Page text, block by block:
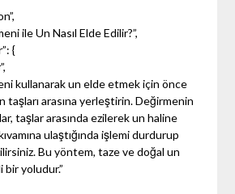
ile Un Nasıl Elde Edilir?”,
{
kullanarak un elde etmek için önce
taşları arasına yerleştirin. Değirmenin
taşlar arasında ezilerek un haline
ulaştığında işlemi durdurup
Bu yöntem, taze ve doğal un
yoludur.”